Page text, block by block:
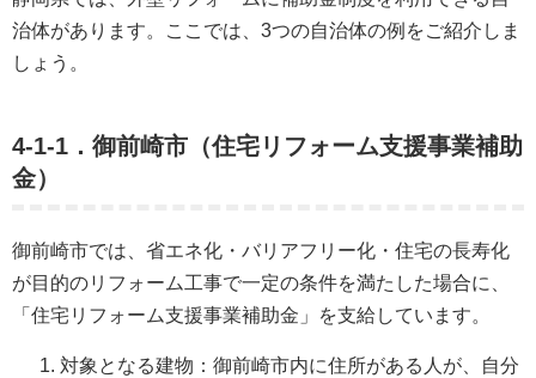
治体があります。ここでは、3つの自治体の例をご紹介しま
しょう。
4-1-1．御前崎市（住宅リフォーム支援事業補助
金）
御前崎市では、省エネ化・バリアフリー化・住宅の長寿化
が目的のリフォーム工事で一定の条件を満たした場合に、
「住宅リフォーム支援事業補助金」を支給しています。
対象となる建物：御前崎市内に住所がある人が、自分